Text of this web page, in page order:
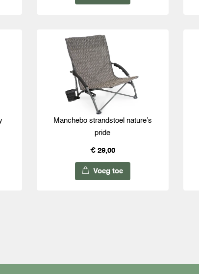
Manchebo strandstoel nature’s
pride
€ 29,00
Voeg toe